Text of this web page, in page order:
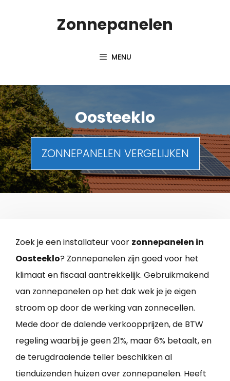
Zonnepanelen
MENU
Oosteeklo
ZONNEPANELEN VERGELIJKEN
Zoek je een installateur voor zonnepanelen in
Oosteeklo? Zonnepanelen zijn goed voor het
klimaat en fiscaal aantrekkelijk. Gebruikmakend
van zonnepanelen op het dak wek je je eigen
stroom op door de werking van zonnecellen.
Mede door de dalende verkoopprijzen, de BTW
regeling waarbij je geen 21%, maar 6% betaalt, en
de terugdraaiende teller beschikken al
tienduizenden huizen over zonnepanelen. Heeft